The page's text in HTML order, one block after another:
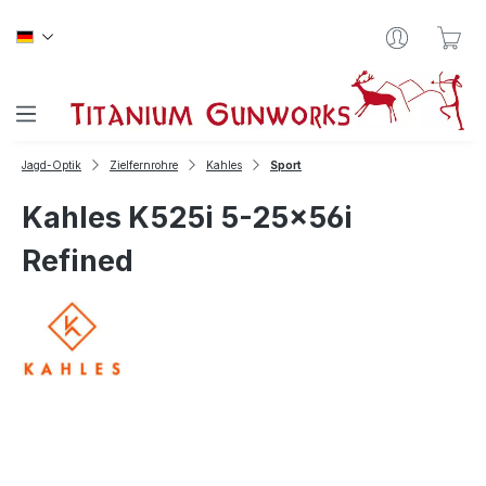
Jagd-Optik Zielfernrohre Kahles Sport
Kahles K525i 5-25x56i
Refined